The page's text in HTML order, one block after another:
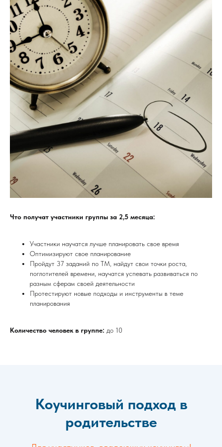
Что получат участники группы за 2,5 месяца:
Участники научатся лучше планировать свое время
Оптимизируют свое планирование
Пройдут 37 заданий по ТМ, найдут свои точки роста,
поглотителей времени, научатся успевать развиваться по
разным сферам своей деятельности
Протестируют новые подходы и инструменты в теме
планирования
Количество человек в группе: до 10
Коучинговый подход в
родительстве